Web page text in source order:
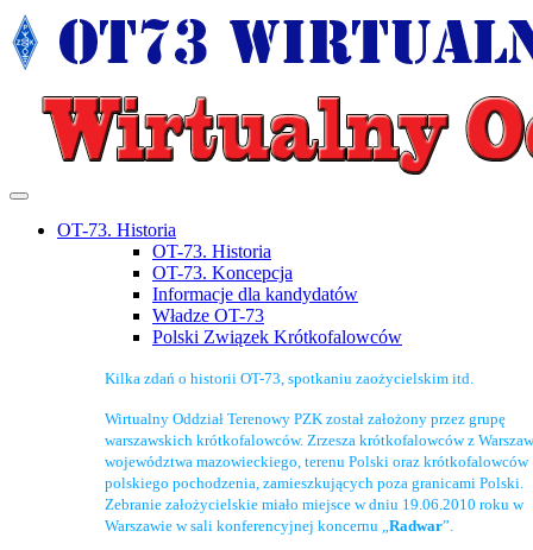
OT-73. Historia
OT-73. Historia
OT-73. Koncepcja
Informacje dla kandydatów
Władze OT-73
Polski Związek Krótkofalowców
Kilka zdań o historii OT-73, spotkaniu zaożycielskim itd.
Wirtualny Oddział Terenowy PZK został założony przez grupę
warszawskich krótkofalowców. Zrzesza krótkofalowców z
województwa mazowieckiego, terenu Polski oraz krótkofalowców
polskiego pochodzenia, zamieszkujących poza granicami Polski.
Zebranie założycielskie miało miejsce w dniu 19.06.2010 roku w
Warszawie w sali konferencyjnej koncernu „Radwar”.